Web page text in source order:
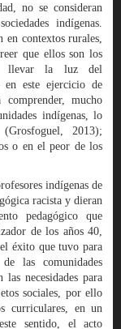
no se consideran
indígenas.
en contextos rurales,
que ellos son los
llevar la luz del
en este ejercicio de
mucho
indígenas, lo
2013);
o en el peor de los
indígenas de
racista y dieran
pedagógico que
de los años 40,
éxito que tuvo para
las comunidades
las necesidades para
sociales, por ello
curriculares, en un
sentido, el acto